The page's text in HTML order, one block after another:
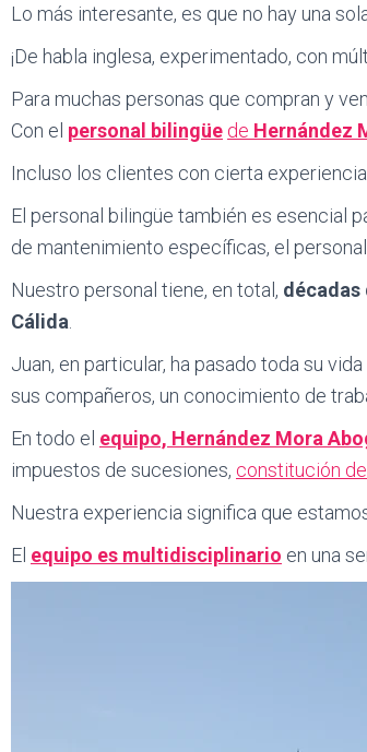
Lo más interesante, es que no hay una
¡De habla inglesa, experimentado, con
Para muchas personas que compran y
Con el personal bilingüe de Hernández
Incluso los clientes con cierta
El personal bilingüe también es esencial
de mantenimiento específicas, el
Nuestro personal tiene, en total, décadas
Cálida
Juan, en particular, ha pasado toda su
sus compañeros, un conocimiento de
En todo el equipo, Hernández Mora
impuestos de sucesiones, constitución
Nuestra experiencia significa que
El equipo es multidisciplinario en una